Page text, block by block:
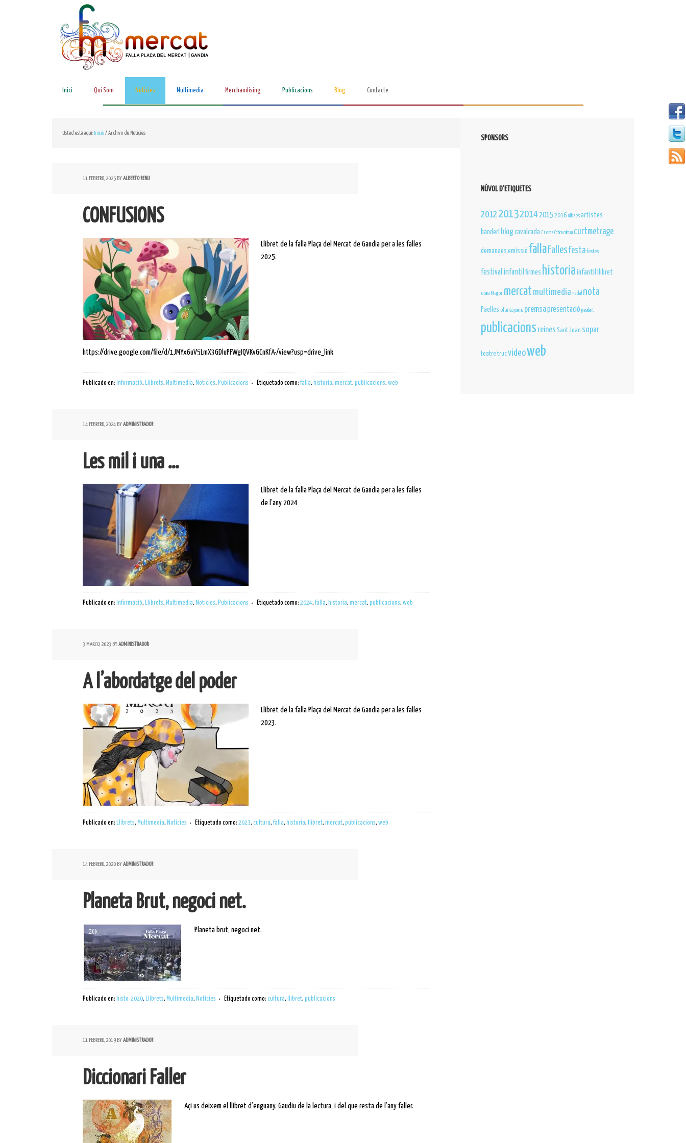
Inici Qui Som Noticies Multimedia Merchandising Publicacions Blog Contacte
Usted está aquí: Inicio/Archivo de Noticies
11 FEBRERO, 2025 BYALBERTO RENU
CONFUSIONS
Llibret de la falla Plaça del Mercat de Gandia per a les falles
2025.
https://drive.google.com/file/d/1JMYx6uV5LmX3GDluPFWgIQVKvGCnKfA-/view?usp=drive_link
Publicado en: Informació, Llibrets, Multimedia, Noticies, Publicacions Etiquetado como: falla, historia, mercat, publicacions, web
14 FEBRERO, 2024 BYADMINISTRADOR
Les mil i una …
Llibret de la falla Plaça del Mercat de Gandia per a les falles
de l’any 2024
Publicado en: Informació, Llibrets, Multimedia, Noticies, Publicacions Etiquetado como: 2024, falla, historia, mercat, publicacions, web
3 MARZO, 2023 BYADMINISTRADOR
A l’abordatge del poder
Llibret de la falla Plaça del Mercat de Gandia per a les falles
2023.
Publicado en: Llibrets, Multimedia, Noticies Etiquetado como: 2023, cultura, falla, historia, llibret, mercat, publicacions, web
14 FEBRERO, 2020 BYADMINISTRADOR
Planeta Brut, negoci net.
Planeta brut, negoci net.
Publicado en: histo-2020, Llibrets, Multimedia, Noticies Etiquetado como: cultura, llibret, publicacions
11 FEBRERO, 2019 BYADMINISTRADOR
Diccionari Faller
Açi us deixem el llibret d’enguany. Gaudiu de la lectura, i del que resta de l’any faller.
SPONSORS
NÚVOL D’ETIQUETES
2012 201320142015 2016 albaesartistes
banderí blog cavalcada Crema Critica cultura curtmetrage
demanaes emissió falla Fallesfestafestes
festival infantil firmes historia infantil llibret
loteria Major mercat multimedia nadal nota
Paelles plantá premis premsapresentació president
publicacions reines Sant Joan sopar
teatre trucvideoweb